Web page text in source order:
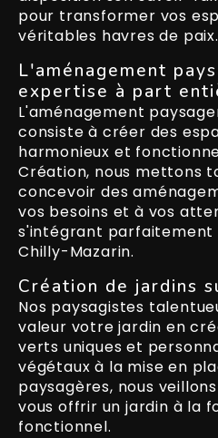
pour transformer vos
véritables havres de paix.
L'aménagement
expertise à part
L'aménagement
consiste à créer des
harmonieux et
Création, nous mettons
concevoir des
vos besoins et à vos
s'intégrant parfaitement
Chilly-Mazarin.
Création de jardins
Nos paysagistes
valeur votre jardin en
verts uniques et
végétaux à la mise en
paysagères, nous
vous offrir un jardin à la
fonctionnel.